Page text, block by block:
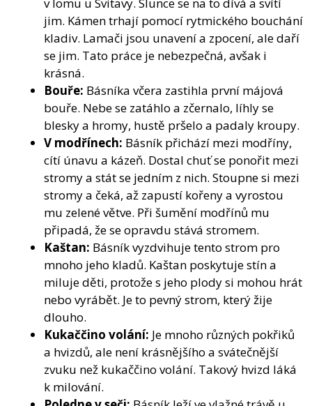
jim. Kámen trhají pomocí rytmického bouchání
kladiv. Lamači jsou unavení a zpocení, ale daří
se jim. Tato práce je nebezpečná, avšak i
krásná.
Bouře: Básníka včera zastihla první májová
bouře. Nebe se zatáhlo a zčernalo, líhly se
blesky a hromy, hustě pršelo a padaly kroupy.
V modřínech: Básník přichází mezi modříny,
cítí únavu a kázeň. Dostal chuť se ponořit mezi
stromy a stát se jedním z nich. Stoupne si mezi
stromy a čeká, až zapustí kořeny a vyrostou
mu zelené větve. Při šumění modřínů mu
připadá, že se opravdu stává stromem.
Kaštan: Básník vyzdvihuje tento strom pro
mnoho jeho kladů. Kaštan poskytuje stín a
miluje děti, protože s jeho plody si mohou hrát
nebo vyrábět. Je to pevný strom, který žije
dlouho.
Kukaččino volání: Je mnoho různých pokřiků
a hvizdů, ale není krásnějšího a svátečnější
zvuku než kukaččino volání. Takový hvizd láká
k milování.